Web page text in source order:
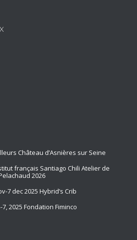
Château d’Asnières sur Seine
français Santiago Chili Atelier de
2026
7 dec 2025 Hybrid’s Crib
2025 Fondation Fiminco